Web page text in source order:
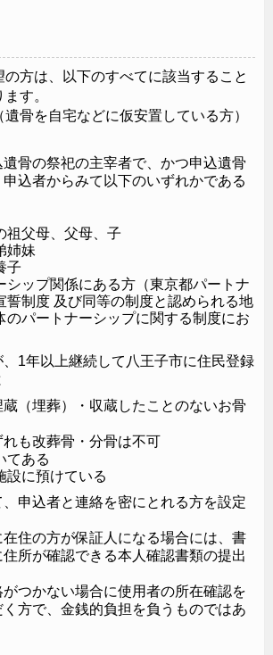
の方は、以下のすべてに該当すること
す。
骨を自宅などに仮安置している方）
骨の祭祀の主宰者で、かつ申込遺骨
申込者からみて以下のいずれかである
祖父母、父母、子
姉妹
子
シップ関係にある方（東京都パートナ
誓制度 及び同等の制度と認められる地
のパートナーシップに関する制度にお
1年以上継続して八王子市に住民登録
蔵（埋葬）・収蔵したことのないお骨
れも改葬骨・分骨は不可
てある
設に預けている
申込者と連絡を密にとれる方を設定
在住の方が保証人になる場合には、書
所が確認できる本人確認書類の提出
つかない場合に使用者の所在確認を
く方で、金銭的負担を負うものではあ